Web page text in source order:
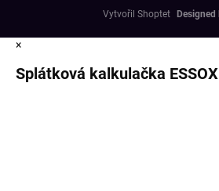
Vytvořil Shoptet
×
Splátková kalkulačka ESSOX